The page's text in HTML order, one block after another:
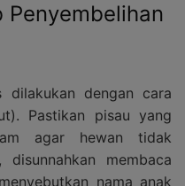
Penyembelihan
dilakukan dengan cara
Pastikan pisau yang
agar hewan tidak
membaca
nama anak